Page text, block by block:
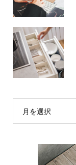
月を選択